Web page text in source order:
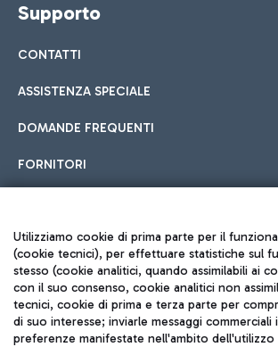
Supporto
CONTATTI
ASSISTENZA SPECIALE
DOMANDE FREQUENTI
FORNITORI
Seguici sui social
TRAVEL JOURNAL
Utilizziamo cookie di prima parte per il
(cookie tecnici), per effettuare statistiche sul
stesso (cookie analitici, quando assimilabili ai
con il suo consenso, cookie analitici non
tecnici, cookie di prima e terza parte per
di suo interesse; inviarle messaggi commerciali
preferenze manifestate nell'ambito